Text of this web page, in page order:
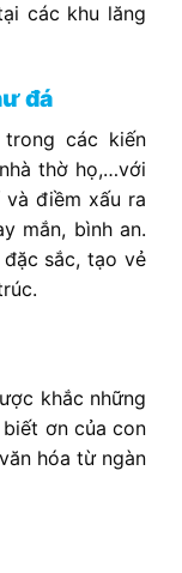
các khu lăng
đá
các kiến
thờ họ,…với
điềm xấu ra
mắn, bình an.
sắc, tạo vẻ
khắc những
ơn của con
hóa từ ngàn